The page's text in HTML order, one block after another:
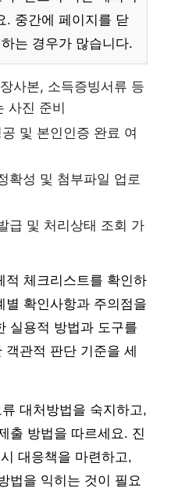
. 중간에 페이지를 닫
는 경우가 많습니다.
사본, 소득증빙서류 등
사진 준비
및 본인인증 완료 여
확성 및 첨부파일 업로
급 및 처리상태 조회 가
적 체크리스트를 확인하
확인사항과 주의점을
실용적 방법과 도구를
관적 판단 기준을 세
대처방법을 숙지하고,
출 방법을 따르세요. 진
대응책을 마련하고,
법을 익히는 것이 필요